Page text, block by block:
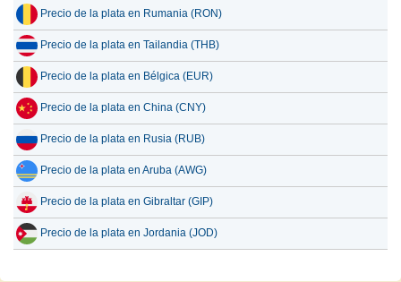
Precio de la plata en Rumania (RON)
Precio de la plata en Tailandia (THB)
Precio de la plata en Bélgica (EUR)
Precio de la plata en China (CNY)
Precio de la plata en Rusia (RUB)
Precio de la plata en Aruba (AWG)
Precio de la plata en Gibraltar (GIP)
Precio de la plata en Jordania (JOD)